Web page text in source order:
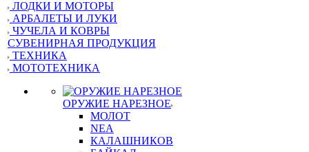
ЛОДКИ И МОТОРЫ
АРБАЛЕТЫ И ЛУКИ
ЧУЧЕЛА И КОВРЫ
СУВЕНИРНАЯ ПРОДУКЦИЯ
ТЕХНИКА
МОТОТЕХНИКА
ОРУЖИЕ НАРЕЗНОЕ
МОЛОТ
NEA
КАЛАШНИКОВ